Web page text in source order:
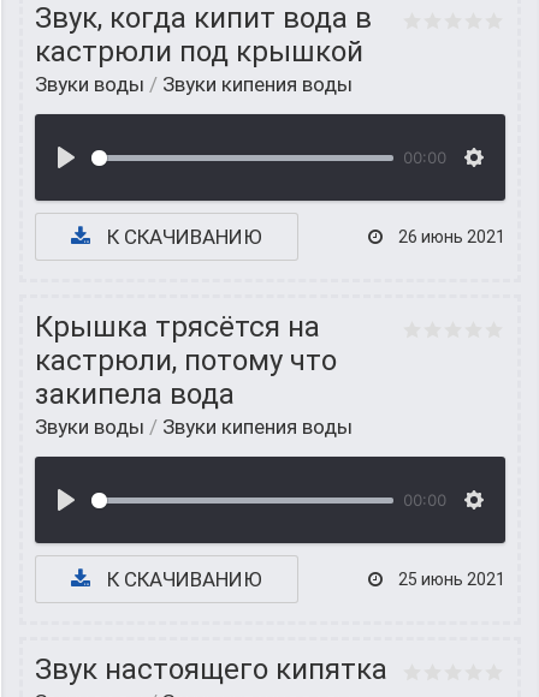
Звук, когда кипит вода в
кастрюли под крышкой
Звуки воды / Звуки кипения воды
00:00
К СКАЧИВАНИЮ 26 июнь 2021
Крышка трясётся на
кастрюли, потому что
закипела вода
Звуки воды / Звуки кипения воды
00:00
К СКАЧИВАНИЮ 25 июнь 2021
Звук настоящего кипятка